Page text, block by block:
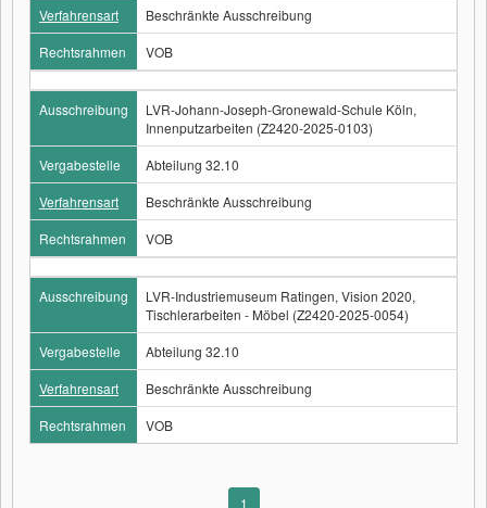
Verfahrensart
Beschränkte Ausschreibung
Rechtsrahmen
VOB
Ausschreibung
LVR-Johann-Joseph-Gronewald-Schule Köln,
Innenputzarbeiten (Z2420-2025-0103)
Vergabestelle
Abteilung 32.10
Verfahrensart
Beschränkte Ausschreibung
Rechtsrahmen
VOB
Ausschreibung
LVR-Industriemuseum Ratingen, Vision 2020,
Tischlerarbeiten - Möbel (Z2420-2025-0054)
Vergabestelle
Abteilung 32.10
Verfahrensart
Beschränkte Ausschreibung
Rechtsrahmen
VOB
1